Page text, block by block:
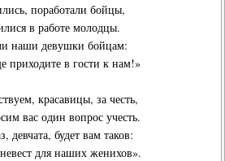
поработали бойцы,
в работе молодцы.
наши девушки бойцам:
приходите в гости к нам!»
красавицы, за честь,
вас один вопрос учесть.
девчата, будет вам таков:
для наших женихов».